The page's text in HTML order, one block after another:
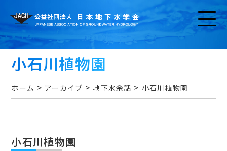
小石川植物園
ホーム > アーカイブ >地下水余話 > 小石川植物園
小石川植物園